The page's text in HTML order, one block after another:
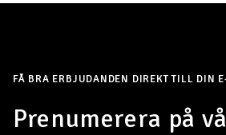
FÅ BRA ERBJUDANDEN DIREKT TILL DIN
Prenumerera på